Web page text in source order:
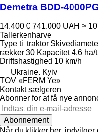
Demetra BDD-
14.400 € 741.000 UAH ≈
Tallerkenharve
Type til traktor
rækker 30 Kapacitet 4,6 ha/
Driftshastighed 10 km/h
Ukraine, Kyiv
TOV «FERM Ye»
Kontakt sælgeren
Abonner for at få nye
Abonnement
Når du klikker her, indvilger